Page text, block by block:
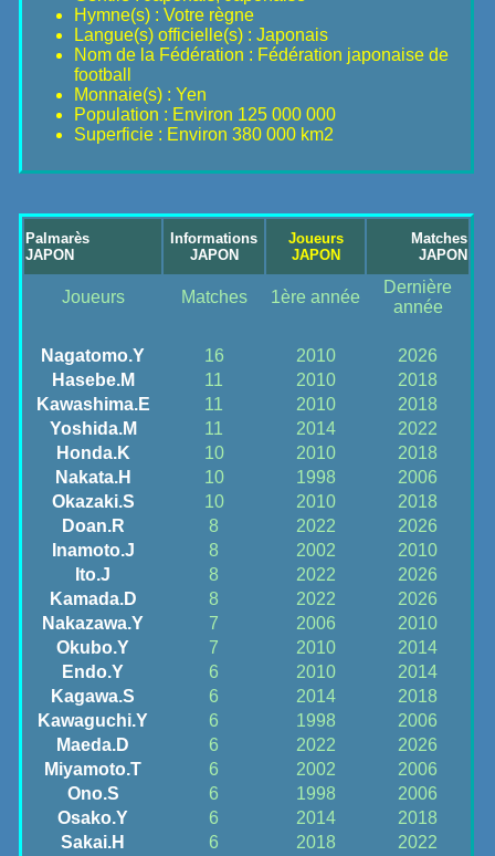
Hymne(s) : Votre règne
Langue(s) officielle(s) : Japonais
Nom de la Fédération : Fédération japonaise de
football
Monnaie(s) : Yen
Population : Environ 125 000 000
Superficie : Environ 380 000 km2
Palmarès
JAPON
Informations
JAPON
Joueurs
JAPON
Matches
JAPON
Joueurs Matches 1ère année
Dernière
année
Nagatomo.Y 16 2010
2026
Hasebe.M
11 2010
2018
Kawashima.E
11 2010
2018
Yoshida.M
11 2014
2022
Honda.K
10 2010
2018
Nakata.H
10 1998
2006
Okazaki.S
10 2010
2018
Doan.R
8 2022
2026
Inamoto.J
8 2002
2010
Ito.J
8 2022
2026
Kamada.D
8 2022
2026
Nakazawa.Y
7 2006
2010
Okubo.Y
7 2010
2014
Endo.Y
6 2010
2014
Kagawa.S
6 2014
2018
Kawaguchi.Y
6 1998
2006
Maeda.D
6 2022
2026
Miyamoto.T
6 2002
2006
Ono.S
6 1998
2006
Osako.Y
6 2014
2018
Sakai.H
6 2018
2022